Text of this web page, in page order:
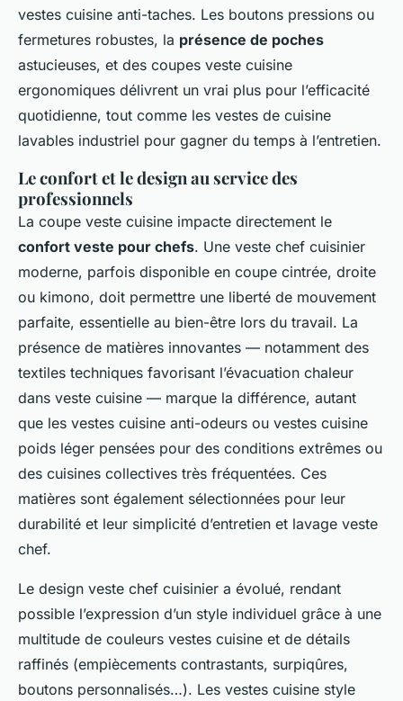
vestes cuisine anti-taches. Les boutons pressions ou
fermetures robustes, la présence de poches
astucieuses, et des coupes veste cuisine
ergonomiques délivrent un vrai plus pour l’efficacité
quotidienne, tout comme les vestes de cuisine
lavables industriel pour gagner du temps à l’entretien.
Le confort et le design au service des
professionnels
La coupe veste cuisine impacte directement le
confort veste pour chefs. Une veste chef cuisinier
moderne, parfois disponible en coupe cintrée, droite
ou kimono, doit permettre une liberté de mouvement
parfaite, essentielle au bien-être lors du travail. La
présence de matières innovantes — notamment des
textiles techniques favorisant l’évacuation chaleur
dans veste cuisine — marque la différence, autant
que les vestes cuisine anti-odeurs ou vestes cuisine
poids léger pensées pour des conditions extrêmes ou
des cuisines collectives très fréquentées. Ces
matières sont également sélectionnées pour leur
durabilité et leur simplicité d’entretien et lavage veste
chef.
Le design veste chef cuisinier a évolué, rendant
possible l’expression d’un style individuel grâce à une
multitude de couleurs vestes cuisine et de détails
raffinés (empiècements contrastants, surpiqûres,
boutons personnalisés…). Les vestes cuisine style